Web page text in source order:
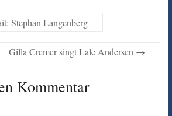
Stephan Langenberg
Gilla Cremer singt Lale Andersen →
Kommentar